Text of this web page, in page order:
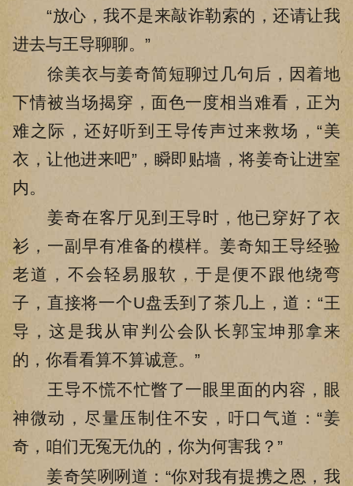
“放心，我不是来敲诈勒索的，还请让我
进去与王导聊聊。”
徐美衣与姜奇简短聊过几句后，因着地
下情被当场揭穿，面色一度相当难看，正为
难之际，还好听到王导传声过来救场，“美
衣，让他进来吧”，瞬即贴墙，将姜奇让进室
内。
姜奇在客厅见到王导时，他已穿好了衣
衫，一副早有准备的模样。姜奇知王导经验
老道，不会轻易服软，于是便不跟他绕弯
子，直接将一个U盘丢到了茶几上，道：“王
导，这是我从审判公会队长郭宝坤那拿来
的，你看看算不算诚意。”
王导不慌不忙瞥了一眼里面的内容，眼
神微动，尽量压制住不安，吁口气道：“姜
奇，咱们无冤无仇的，你为何害我？”
姜奇笑咧咧道：“你对我有提携之恩，我